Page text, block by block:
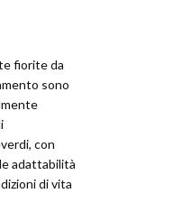
fiorite da
sono
con
adattabilità
di vita